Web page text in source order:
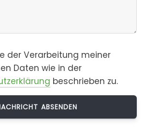
der Verarbeitung meiner
Daten wie in der
beschrieben zu.